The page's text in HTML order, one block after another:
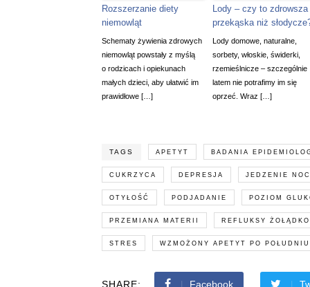
Rozszerzanie diety
niemowląt
Schematy żywienia zdrowych
niemowląt powstały z myślą
o rodzicach i opiekunach
małych dzieci, aby ułatwić im
prawidłowe […]
Lody – czy to zdrowsza
przekąska niż
Lody domowe, naturalne,
sorbety, włoskie, świderki,
rzemieślnicze – szczególnie
latem nie potrafimy im się
oprzeć. Wraz […]
TAGS APETYT BADANIA
CUKRZYCA DEPRESJA JEDZENIE
OTYŁOŚĆ PODJADANIE POZIOM
PRZEMIANA MATERII REFLUKSY
STRES WZMOŻONY APETYT PO POŁUDNIU
SHARE: Facebook